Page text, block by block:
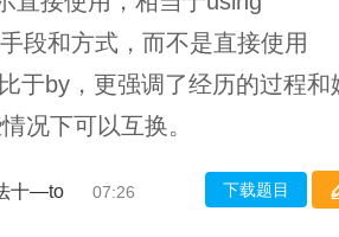
段和方式，而不是直接使用
于by，更强调了经历的过程和
况下可以互换。
十—to 07:26 下载题目